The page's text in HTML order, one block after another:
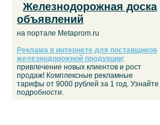
Железнодорожная доска
объявлений
на портале Metaprom.ru
Реклама в интернете для поставщиков
железнодорожной продукции:
привлечение новых клиентов и рост
продаж! Комплексные рекламные
тарифы от 9000 рублей за 1 год. Узнайте
подробности.